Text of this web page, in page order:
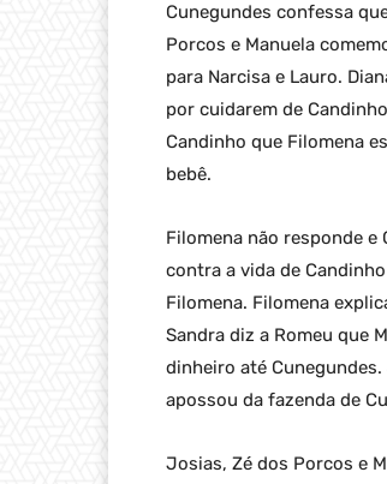
Cunegundes confessa
Porcos e Manuela
para Narcisa e Lauro.
por cuidarem de
Candinho que Filomena
bebê.
Filomena não responde e
contra a vida de
Filomena. Filomena
Sandra diz a Romeu que
dinheiro até
apossou da fazenda de
Josias, Zé dos Porcos e